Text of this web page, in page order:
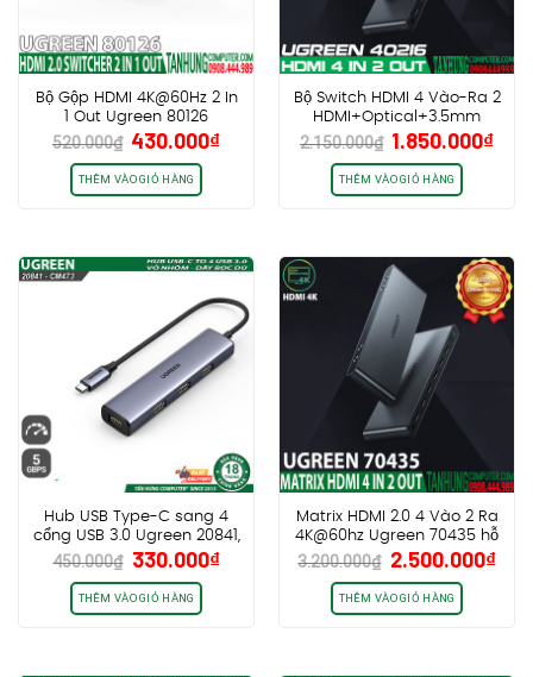
Bộ Gộp HDMI 4K@60Hz 2 In
1 Out Ugreen 80126
520.000₫ Giá
gốc
là:
520.000₫.
430.000₫Giá
THÊM VÀO GIỎ HÀNG
Bộ Switch HDMI 4 Vào-Ra 2
HDMI+Optical+3.5mm
Ugreen 40216
2.150.000₫ Giá
gốc
là:
2.150.000₫.
1.850.000₫Giá
THÊM VÀO GIỎ HÀNG
Hub USB Type-C sang 4
cổng USB 3.0 Ugreen 20841,
Vỏ nhôm, dây bọc dù
450.000₫ Giá
gốc
là:
450.000₫.
330.000₫Giá
THÊM VÀO GIỎ HÀNG
Matrix HDMI 2.0 4 Vào 2 Ra
4K@60hz Ugreen 70435 hỗ
trợ Audio Optical+3.5mm
3.200.000₫ Giá
gốc
là:
3.200.000₫.
2.500.000₫Giá
THÊM VÀO GIỎ HÀNG